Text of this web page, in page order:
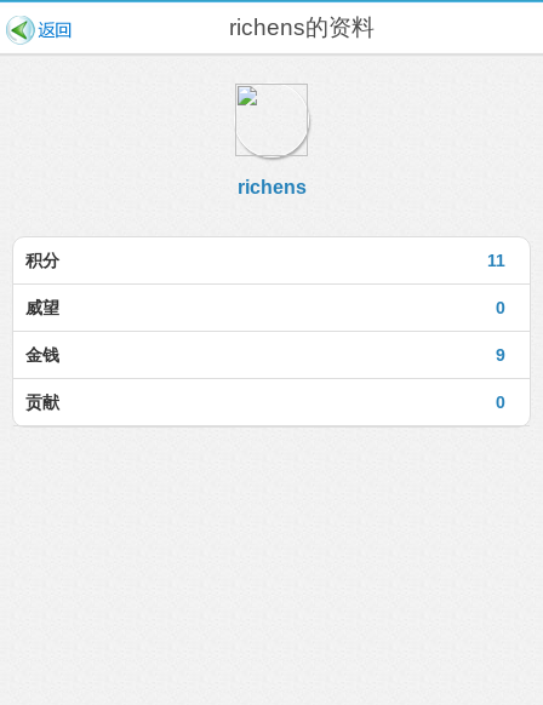
richens的资料
richens
11
积分
0
威望
9
金钱
0
贡献